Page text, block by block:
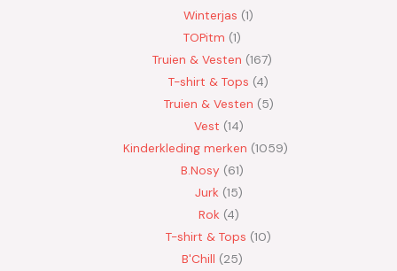
Winterjas 1
TOPitm 1
Truien & Vesten 167
T-shirt & Tops 4
Truien & Vesten 5
Vest 14
Kinderkleding merken 1059
B.Nosy 61
Jurk 15
Rok 4
T-shirt & Tops 10
B'Chill 25